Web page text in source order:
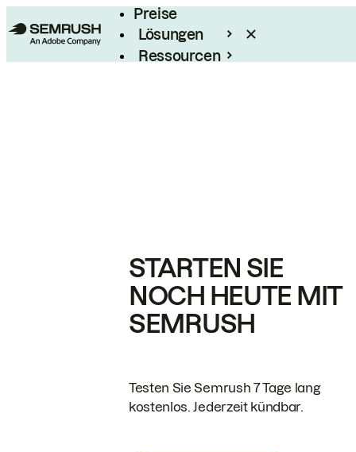
Preise
Lösungen
Ressourcen
STARTEN SIE
NOCH HEUTE MIT
SEMRUSH
Testen Sie Semrush 7 Tage lang
kostenlos. Jederzeit kündbar.